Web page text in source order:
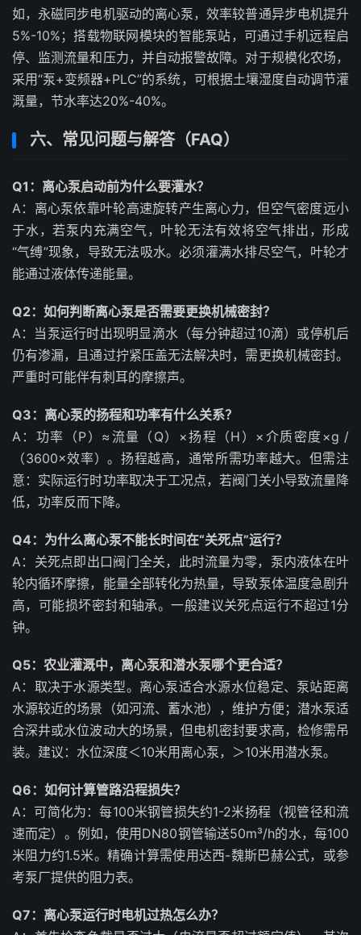
如，永磁同步电机驱动的离心泵，效率较普通异步电机提升
5%-10%；搭载物联网模块的智能泵站，可通过手机远程启
停、监测流量和压力，并自动报警故障。对于规模化农场，
采用“泵+变频器+PLC”的系统，可根据土壤湿度自动调节灌
溉量，节水率达20%-40%。
六、常见问题与解答（FAQ）
Q1：离心泵启动前为什么要灌水？
A：离心泵依靠叶轮高速旋转产生离心力，但空气密度远小
于水，若泵内充满空气，叶轮无法有效将空气排出，形成
“气缚”现象，导致无法吸水。必须灌满水排尽空气，叶轮才
能通过液体传递能量。
Q2：如何判断离心泵是否需要更换机械密封？
A：当泵运行时出现明显滴水（每分钟超过10滴）或停机后
仍有渗漏，且通过拧紧压盖无法解决时，需更换机械密封。
严重时可能伴有刺耳的摩擦声。
Q3：离心泵的扬程和功率有什么关系？
A：功率（P）≈流量（Q）×扬程（H）×介质密度×g /
（3600×效率）。扬程越高，通常所需功率越大。但需注
意：实际运行时功率取决于工况点，若阀门关小导致流量降
低，功率反而下降。
Q4：为什么离心泵不能长时间在“关死点”运行？
A：关死点即出口阀门全关，此时流量为零，泵内液体在叶
轮内循环摩擦，能量全部转化为热量，导致泵体温度急剧升
高，可能损坏密封和轴承。一般建议关死点运行不超过1分
钟。
Q5：农业灌溉中，离心泵和潜水泵哪个更合适？
A：取决于水源类型。离心泵适合水源水位稳定、泵站距离
水源较近的场景（如河流、蓄水池），维护方便；潜水泵适
合深井或水位波动大的场景，但电机密封要求高，检修需吊
装。建议：水位深度＜10米用离心泵，＞10米用潜水泵。
Q6：如何计算管路沿程损失？
A：可简化为：每100米钢管损失约1-2米扬程（视管径和流
速而定）。例如，使用DN80钢管输送50m³/h的水，每100
米阻力约1.5米。精确计算需使用达西-魏斯巴赫公式，或参
考泵厂提供的阻力表。
Q7：离心泵运行时电机过热怎么办？